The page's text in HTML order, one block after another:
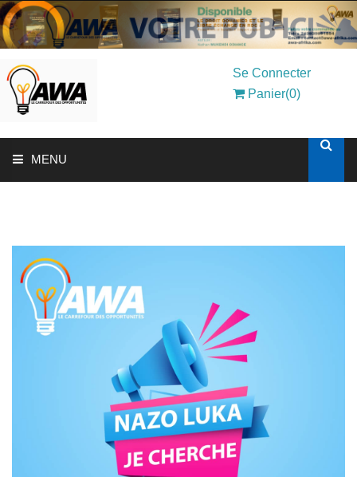
Se Connecter
Panier(0)
MENU
SOLUTIONS AUX ENTREPRISES
MON COMPTE
AWASHOP
VEILLE JURIDIQUE ET FISCALE
LES ANALYSES